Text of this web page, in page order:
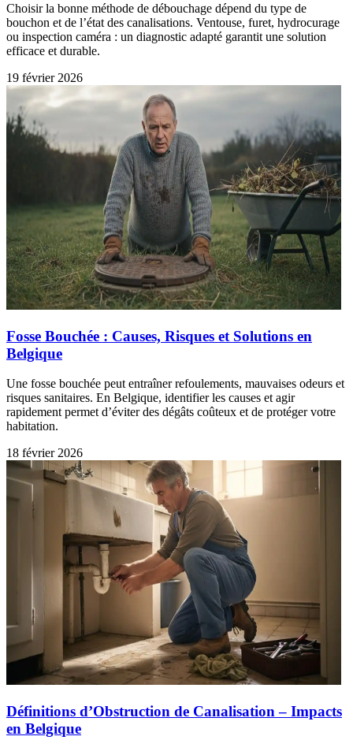
Choisir la bonne méthode de débouchage dépend du type de
bouchon et de l’état des canalisations. Ventouse, furet, hydrocurage
ou inspection caméra : un diagnostic adapté garantit une solution
efficace et durable.
19 février 2026
Fosse Bouchée : Causes, Risques et Solutions en
Belgique
Une fosse bouchée peut entraîner refoulements, mauvaises odeurs et
risques sanitaires. En Belgique, identifier les causes et agir
rapidement permet d’éviter des dégâts coûteux et de protéger votre
habitation.
18 février 2026
Définitions d’Obstruction de Canalisation – Impacts
en Belgique